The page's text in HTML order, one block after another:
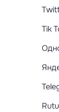
Tik